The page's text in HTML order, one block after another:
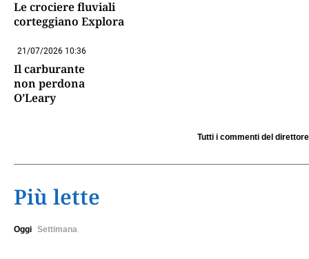
Le crociere fluviali
corteggiano Explora
21/07/2026 10:36
Il carburante
non perdona
O’Leary
Tutti i commenti del direttore
Più lette
Oggi Settimana